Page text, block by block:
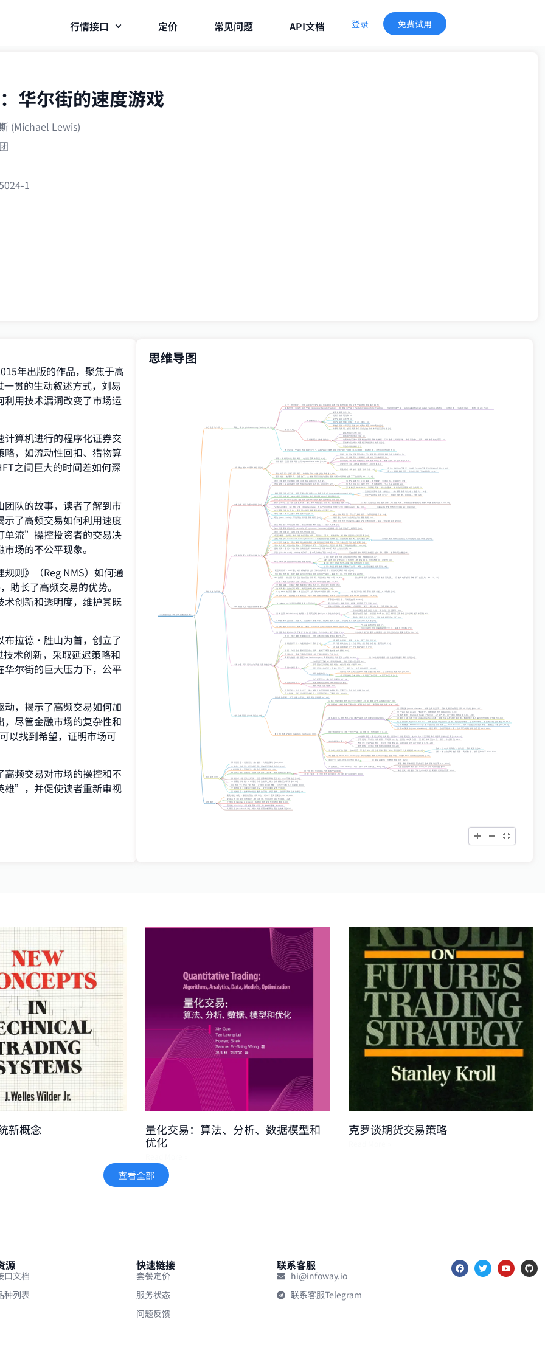
行情接口 定价 常见问题 API文档 登录 免费试用
华尔街的速度游戏
(Michael Lewis)
1
年出版的作品，聚焦于高
贯的生动叙述方式，刘易
用技术漏洞改变了市场运
算机进行的程序化证券交
，如流动性回扣、猎物算
之间巨大的时间差如何深
队的故事，读者了解到市
了高频交易如何利用速度
流”操控投资者的交易决
场的不公平现象。
则》（Reg NMS）如何通
助长了高频交易的优势。
创新和透明度，维护其既
拉德·胜山为首，创立了
术创新，采取延迟策略和
尔街的巨大压力下，公平
，揭示了高频交易如何加
尽管金融市场的复杂性和
以找到希望，证明市场可
频交易对市场的操控和不
雄”，并促使读者重新审视
思维导图
象征意义：高盛的行动使IEX成为“想要涌出堤坝的河流” [134]
高盛的信任带来回报：92%订单以中间价成交 [133]
罗恩·摩根和布赖恩·莱文在高盛内部推动变革 [131, 132]
初期交易量低，但数据表现出色 [126]
动机：增大自身暗池交易量，美化数据，破坏竞争对手 [126, 128]
理由：担心“久期风险”，接入费，系统复杂性 [127]
股东结构 ：只允许普通投资者持有股份 [120]
透明度 ：公布交易准则，欢迎HFT前来交易，以验证其是否真正有助益 [120, 121]
公平规则 ：不出售特殊权限，不给回扣，统一费用 (0.09美分/股)，简化订单类型 (市价、限价、中点限价) [120]
350微秒延迟 ：通过光纤绕线实现，抵消HFT的速度优势，使IEX比HFT更早观测市场形势并做出反应 [118, 119]
乔希·布莱克本 (Josh Blackburn) ：退伍军人，数据可视化专家，曾为军方绘制战场信息图 [115, 116]
马特·特鲁多 (Matt Trudeau)：唯一创办过交易所的人，ChX Canada，对HFT的危害有亲身体会，理想主义者 [105, 114]
佐兰·佩尔科夫 (Zoran Perkov) ：纳斯达克全球运营部门主管，危机处理专家，运行IEX市场，偏执的系统运营者 [109-113]
康斯坦丁·索科洛夫 (Constantine Sokoloff) ：纳斯达克匹配系统建设者，解释俄罗斯人编程优势和钻空子能力 [104]
弗朗西斯·钟 (Francis Chung) ：“拆台者”，逻辑严密，善于发现系统漏洞 [104, 108]
丹·艾森 (Dan Aisen) ：“解谜王”，微软校园智力挑战赛冠军 [103]
唐·博勒曼 (Don Bollerman) ：纳斯达克前员工，了解交易所内部运作和HFT勾结 [106, 107]
“程序员的笔记本”比喻：代码是工作记录，与新工作无关 [91]
阿列尼科夫认为高盛代码对他新建系统无用，且大部分是开源代码 [89, 90]
客户：高频交易公司、华尔街大银行 (如高盛) [16, 17]
定价：每月30万美元，5年租约1060万美元 (对前200个客户) [15]
导致市场被操纵 [7]
新技术成为华尔街恶棍打劫投资者的帮凶 [4]
改变传统证券市场面貌 (交易量爆炸性增长，订单数量几何级扩增，市场风险惊人上升，传统专家角色衰落) [4]
损害部分投资者利益 [4]
破坏市场公正性 [4]
许多研究表明，交易所竞争可以减少交易成本和提高流动性 [4]
降低交易成本和买卖价差 (1/16美分降至1/100美分) [4]
鼓励交易所创新 (机制、技术、服务) [4]
促进交易中心竞争 [4]
优化价格发现机制 [4]
提高交易流动性 [4]
高盛的接入 ：2013年12月19日，第一个大订单进入IEX [130]
IEX开业 ：2013年10月25日 [113]
“暗池套利” (Dark Pool Arbitrage)：华尔街银行未将客户订单送至最佳市场，导致HFT利用价格差异获利 [129]
华尔街大银行的阻挠 ：散布谣言，不接入IEX，用小额订单“轰炸”IEX，降低其平均交易规模 [122-126]
IEX的解决方案
HFT的捕食行为 ：电子抢先交易、回扣套利、慢市场套利 [117]
团队成员 (多为技术人才或了解交易所运作的专家) [102-105]
融资困难 ：大投资者不愿出资，怀疑胜山动机，希望别人先出资 [100, 101]
目标 ：重建美国股市的公平公正制度，消除“捕食者”的杀戮机会 [97, 99]
维护“商业机密”形象 [93]
不愿被发现其代码95%来自开源 [92]
担心经理奖金，政治利益驱动 [87, 92]
代码价值争议
阿列尼科夫的态度：平静，不生气，视之为“一次不错的经历” [86-88]
陪审团缺乏计算机编程经验，难以理解技术细节 [80]
FBI探员不了解HFT和代码价值，听信高盛一面之词 [85]
被FBI在机场逮捕，指控盗窃高盛计算机代码 [84]
在高盛内部构建了一个高频交易公司 [78]
阿列尼科夫的改进：分散系统，设置迷你母机，重写代码 [78]
高盛系统问题：笨重、低效、基于旧技术 [79]
华尔街大银行的雇员忠诚度低，技术人员对自身重要性无知 [70, 74]
程序员在简历中自曝构建HFT平台、实施HFT策略 [73]
丹·马提森的虚假证词 [71]
高盛之后停止此类行为，但其他交易所仍在进行 [69]
通过与自己交易，每股损失4美分，第三方利用公开市场卖单从暗池买单获利 [67]
华尔街算法名字激进 (匕首、切片机、游击队等) [68]
带来负面影响：增加税收、市场紊乱、促进交易分散化、利用闪单 [65, 66]
通过增加抢先交易虚增交易量，损害真正投资者 [63]
不承担市场风险，只扰乱交易 [63, 64]
“智能订单路由程序”将投资者送入HFT陷阱 [60]
胜山聘请瑞安为高频交易策略部门负责人（后改为电子交易策略部门负责人） [51, 53, 54]
结果 ：制度性导致更严重的不公平，内部人士通过速度优势获利 [48]
漏洞 ：HFT比SIP快25-50毫秒获取市场信息 [48]
SIP (证券信息处理器) ：汇集报价，构建NBBO，但技术陈旧、速度慢 [48]
目的 ：经纪商为投资者找到最优市场价格 (NBBO) [46, 47]
证交会报告对时间认知极其过时 (秒、毫秒、微秒出现次数) [45]
将堪萨斯城对冲基金延迟从43毫秒缩短至3.8毫秒 [41]
理论上为大投资者提供不暴露交易意图的场所，实际上存在利益冲突 [34]
银行通过向HFT出售暗池入口赚取利润 [35]
由大经销商经营，不公开交易细节，内部规则是个谜 [34]
Citadel每年支付数亿美元购买订单流 [32]
目的：让交易员相信电脑屏幕，敢于接大单，帮助投资者“避税” (降低HFT攫取的“税款”) [30, 31]
巴茨交易所反其道而行之，向做盘人收费，向接盘人付钱 [26]
奖励提供流动性者（做盘人），收取获取流动性者（接盘人） [25]
罗布·帕克 (Rob Park)：计算机天才，胜山的盟友，能将交易员思路转化为代码 [7]
技术人员回应：操作不当、市场数据慢、千万人交易影响 [24]
旭电交易事件 ：订单暴露，股价瞬变，引发困惑，巨额损失 [23]
商业模式 ：稀缺的“速度”才有价值 [14]
速度提升 ：从14.65毫秒缩短至13毫秒 [9, 13]
路径优化 ：削减现有电信运营商线路100英里，凿通山脉、穿过河床 [8, 12]
目的 ：提供最直的光缆路径，缩短信号传输时间 [8]
目标 ：将芝加哥南部数据中心与新泽西北部股票交易市场连接起来 [8]
反对者观点 (作者偏向)：
支持者观点
与HFT关系：HFT拿走大部分利润，危机时银行承担损失 [138]
唯一优势：先动用客户的股票交易 [138]
IEX (投资者交易所 Investors Exchange) [99]
胜山团队辞职 ：为了创建公平的交易所而放弃高薪 [97, 98]
再次被捕 ：纽约州以新罪名起诉，但阿列尼科夫已变得超然 [93, 95]
阿列尼科夫的人生转变 ：狱中体验让他不再执着物质财富，更享受生活中的小幸福 [88, 94]
高盛起诉动机
审判中的问题
离职与被捕 ：跳槽至Teza Technologies，离职前将代码发至私人邮箱 [82, 83]
开源软件 ：高盛只索取不回报，将开源代码视为己有 [81]
隔阂 ：与雇主在理解层面存在隔阂，老板不希望他知道如何赚钱 [80]
在高盛的工作 ：构建高盛HFT系统 [78]
背景 ：俄罗斯犹太裔程序员，对技术本身比金钱更感兴趣 [76, 77]
胜山团队创建IEX：为了保护“猎物” (投资者)，与华尔街大银行宣战 [74]
瑞信暗池 Crossfinder 的调查 ：通过LinkedIn简历揭示瑞信与HFT勾结 [71-73]
HFT技术人员背景 ：中国人、法国粒子物理学家、俄罗斯航天工程师、印度电子工程博士等高学历人才 [70]
里奇·盖茨 (Rich Gates) 的实验 ：证明高盛暗池Sigma X存在欺诈 [67]
“Scalpers Inc.” (假设的高频交易公司)[63]
华尔街历史 ：抢先交易不断演变，每一次规则漏洞都催生新的不公 (小订单执行系统SOES的被操纵) [61, 62]
Reg NMS 的深层理解 ：本意为公平，实则为HFT挖好陷阱 [48, 60]
偏执调查 ：监控公司内部，发现美林暗池与HFT勾结 [58, 59]
世界观颠覆 ：美林证券收购美银证券后的不公，对雇主失去信任 [57]
背景 ：美银证券新产品部门负责人，经历“9·11”和金融危机 [56, 57]
IEX的萌芽 ：胜山团队决定创建自己的交易所，瑞安成为关键一员 [51, 52]
下单路径的愚蠢 ：经纪商路由程序优先选择有回扣的交易所，暴露大订单，使HFT抢先交易 [50]
“延迟时间表” ：HFT通过制作精确到微秒的订单传递时间表，识别经纪商行为模式 [49]
Reg NMS (美国国家市场系统管理规则)
闪跌 (Flash Crash)：2010年5月6日，股市几分钟内下跌600点 [45]
盈利猜测 ：通过HFT的花销推测其盈利 (Radianz公司赚8000万美元主机代管费) [42]
华尔街大银行对技术的无知 ：不理解技术细节，只把技术人员当作“摆弄盒子和电线的家伙” [43, 44]
HFT公司的偏执 ：用金属细网包裹服务器，保留玩具反斗城商标，只为争取几英尺的物理距离 [42]
主机代管 (Co-location / Proximity Services) ：将电脑搬到交易所附近，以缩短物理距离，提高速度 [40]
“延迟”概念 ：信号从发出到接收所需的时间，受设备、逻辑、线路影响，线路长度是最大决定因素 [39]
背景 ：电信专家，从电信业转入华尔街 [38]
加拿大皇家银行的转型 ：2009年2月与Jeremy Frommer分道扬镳，胜山接管电子交易部门 [36]
胜山的信念 ：市场已被操纵，答案藏在技术外壳之下，需深入技术 [7]
暗池 (Dark Pools) ：不透明的私人股票交易所 [34]
市场幻象 ：屏幕上显示的市场并非真实 [7]
HFT攫取利润的“税款” ：美国股市每日交易量中超1.6亿美元 [31]
“花钱买订单流”：在线经纪商（如Ameritrade）将客户订单拍卖给HFT公司（如Citadel） [32, 33]
托尔 (Thor) 工具 ：胜山团队开发，使订单同时抵达各交易所，抵消速度优势 [29]
闪单 (Flash Orders) 丑闻 ：交易所允许HFT比其他人更早知道交易信息 [28]
HFT公司的崛起 ：Getco等公司迅速占据市场份额 (10%市场份额) [27]
交易所盈利模式变化 ：从固定佣金到“做盘人—接盘人模式” (maker-taker model) [25]
市场异常 ：交易屏幕显示的市场与真实市场不符，订单消失 [22]
背景 ：加拿大皇家银行 (RBC) 股票交易部门负责人 [21]
建设挑战 ：地理障碍、秘密施工、土地使用权谈判 (与森伯里市韦斯市场和钢丝索工厂的僵局) [11, 17, 19]
华尔街反应 ：从怀疑到赞叹，争相购买对“一微秒”的渴求 [16, 18]
光缆项目 (美国延展网络公司 Spread Networks) [10, 11]
发现 ：交易员对速度的渴求，电信运营商未察觉 [8, 9]
速度差异 ：交易所数据频度为“秒”，高频交易主体数据频度为“纳秒” (1秒 = 10亿纳秒)，相差悬殊，冲击现有市场结构 [6]
争议 [4, 6]
策略类型 ：流动性回扣交易（Liquidity Rebate Trading）、猎物算法交易（Predatory Algorithmic Trading）、自动做市商交易（Automated Market Maker Trading, AMMs）、闪电订单（Flash Order）、暗池（Dark Pool）
定义 ：投资银行、对冲基金和专业交易公司等利用高速计算机进行程序化证券交易的投资策略总称 [5]
久期风险 (Duration Risk) ：华尔街银行用来解释速度缺失的术语 [127]
流动性 (Liquidity)：易被滥用的术语，常被HFT虚增 [64, 144]
正常事故 (Normal Accident)：系统固有的复杂性导致的事故 [143]
复杂系统：故障会忽然爆发，难以预测，但需寻求稳定性 [111, 142]
毫秒/微秒/纳秒 ：极其短暂的时间单位，对HFT至关重要 [6, 39, 40, 119]
真相的揭示 ：技术带来信息透明的可能，揭露虚伪、秘密和无休止的欲求 [141]
变革的挑战 ：需要商业英雄主义，文化需要接受改变 [140]
IEX的意义 ：代表一种选择，证明市场可被理解，可免受少数人利益操纵 [133]
市场紊乱的动机 ：HFT通过市场波动和交易分散化赚取更多利润 [65, 66]
微波技术 ：速度比光纤快，但数据承载量和稳定性差，未来可能改进 [139]
华尔街大银行的困境 ：官僚机构跟不上技术，传统优势失效 [137]
HFT的风险 ：不稳定性，制造市场紊乱 [65, 136]
金融中介的本质 ：对资本征税，增加经济体成本 [65, 136]
系统性问题 ：道德惯性，狭隘的个人利益驱动 [135, 136]
6. 拆台者同盟 (IEX的建立) [96]
5. 谢尔盖·阿列尼科夫与高盛机密被盗 [75]
4. 约翰·施瓦尔与追踪捕食者 [55]
3. 罗南·瑞安与速度的奥秘 [37]
2. 布拉德·胜山与股市操纵 [20]
1. 丹·斯皮维与13毫秒的秘密 [8]
高频交易 (High-Frequency Trading, HFT)
延伸概念
华尔街的未来
关键人物与事件
核心主题与争议
《高频交易员：华尔街的速度游戏》
新概念
量化交易：算法、分析、数据模型和
优化
克罗谈期货交易策略
查看全部
源
口文档
种列表
快速链接
套餐定价
服务状态
问题反馈
联系客服
hi@infoway.io
联系客服Telegram